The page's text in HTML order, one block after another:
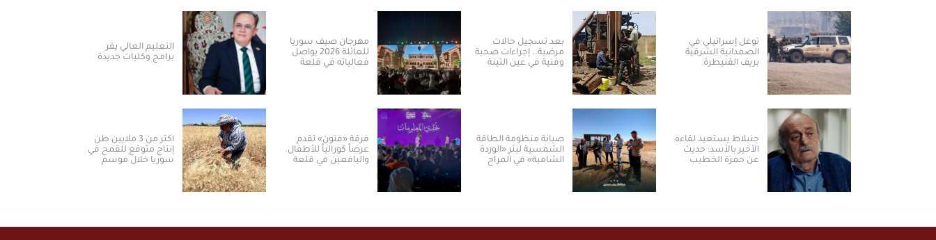
توغل إسرائيلي في
الصمدانية الشرقية
بريف القنيطرة
بعد تسجيل حالات
مرضية.. إجراءات صحية
وفنية في عين التينة
مهرجان صيف سوريا
للعائلة 2026 يواصل
فعالياته في قلعة
التعليم العالي يقر
برامج وكليات جديدة
جنبلاط يستعيد لقاءه
الأخير بالأسد: حديث
عن حمزة الخطيب
صيانة منظومة الطاقة
الشمسية لبئر «الوردة
الشامية» في المراح
فرقة «فنون» تقدم
عرضاً كورالياً للأطفال
واليافعين في قلعة
أكثر من 3 ملايين طن
إنتاج متوقع للقمح في
سوريا خلال موسم